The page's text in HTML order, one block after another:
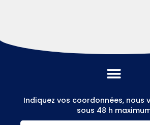
Indiquez vos coordonnées, nous
sous 48 h